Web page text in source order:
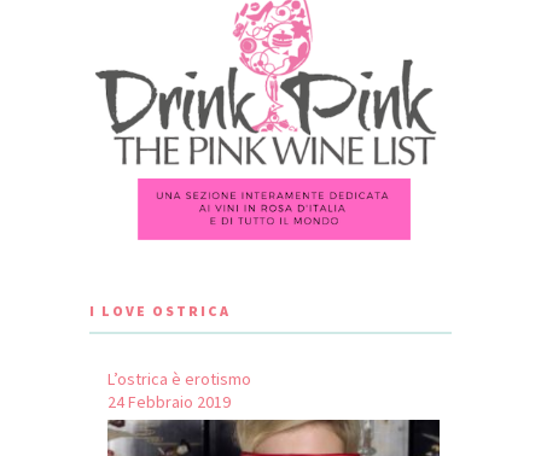
I LOVE OSTRICA
L’ostrica è erotismo
24 Febbraio 2019